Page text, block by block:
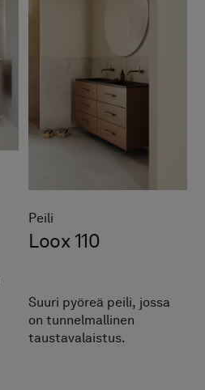
Peili
Loox 110
Suuri pyöreä peili, jossa
on tunnelmallinen
taustavalaistus.